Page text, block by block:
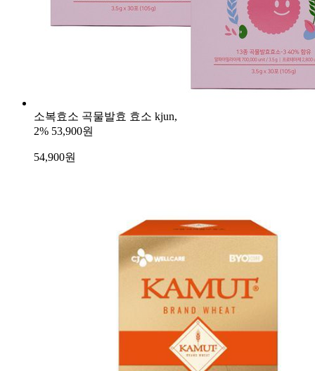
소복효소 곡물발효 효소 kjun,
2% 53,900원
54,900원